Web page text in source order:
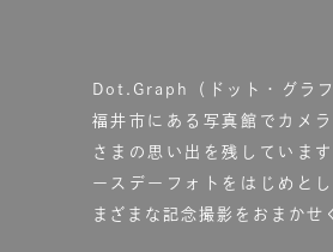
Dot.Graph（ドット・グラ
福井市にある写真館で カメ
さまの思い出を残していま
ースデーフォトをはじめと
まざまな記念撮影をおまかせ